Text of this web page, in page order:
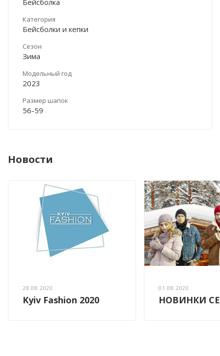
Бейсболка
Категория
Бейсболки и кепки
Сезон
Зима
Модельный год
2023
Размер шапок
56-59
Новости
28.08.2020
Kyiv Fashion 2020
01.08.2020
НОВИНКИ